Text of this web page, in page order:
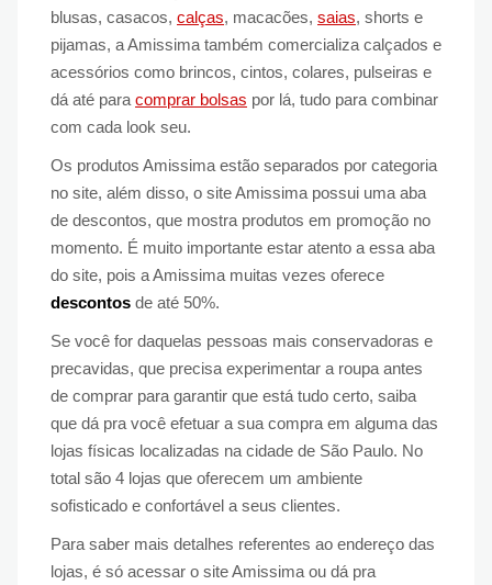
blusas, casacos, calças, macacões, saias, shorts e
pijamas, a Amissima também comercializa calçados e
acessórios como brincos, cintos, colares, pulseiras e
dá até para comprar bolsas por lá, tudo para combinar
com cada look seu.
Os produtos Amissima estão separados por categoria
no site, além disso, o site Amissima possui uma aba
de descontos, que mostra produtos em promoção no
momento. É muito importante estar atento a essa aba
do site, pois a Amissima muitas vezes oferece
descontos de até 50%.
Se você for daquelas pessoas mais conservadoras e
precavidas, que precisa experimentar a roupa antes
de comprar para garantir que está tudo certo, saiba
que dá pra você efetuar a sua compra em alguma das
lojas físicas localizadas na cidade de São Paulo. No
total são 4 lojas que oferecem um ambiente
sofisticado e confortável a seus clientes.
Para saber mais detalhes referentes ao endereço das
lojas, é só acessar o site Amissima ou dá pra